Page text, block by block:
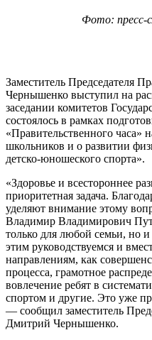
Фото: пресс-
Заместитель Председателя
Чернышенко выступил на
заседании комитетов
состоялось в рамках
«Правительственного часа»
школьников и о развитии
детско-юношеского спорта».
«Здоровье и всестороннее
приоритетная задача.
уделяют внимание этому
Владимир Владимирович
только для любой семьи, но
этим руководствуемся и
направлениям, как
процесса, грамотное
вовлечение ребят в
спортом и другие. Это уже
— сообщил заместитель
Дмитрий Чернышенко.